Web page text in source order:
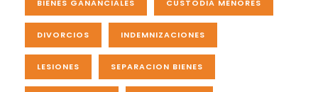
BIENES GANANCIALES CUSTODIA MENORES
DIVORCIOS INDEMNIZACIONES
LESIONES SEPARACION BIENES